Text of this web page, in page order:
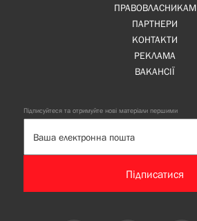
ПРАВОВЛАСНИКАМ
ПАРТНЕРИ
КОНТАКТИ
РЕКЛАМА
ВАКАНСІЇ
Підписуйтеся та отримуйте нові матеріали першими
Підписатися